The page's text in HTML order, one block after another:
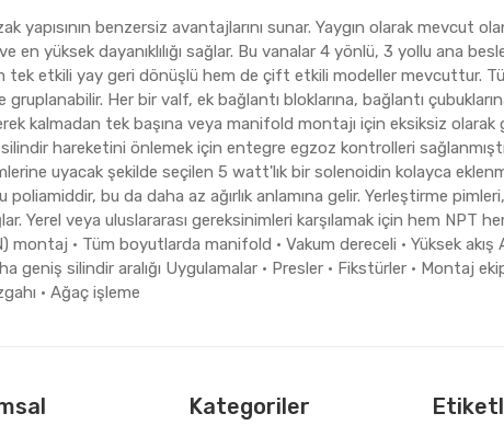
yapısının benzersiz avantajlarını sunar. Yaygın olarak mevcut
yüksek dayanıklılığı sağlar. Bu vanalar 4 yönlü, 3 yollu ana
tek etkili yay geri dönüşlü hem de çift etkili modeller mevcuttur.
Her bir valf, ek bağlantı bloklarına, bağlantı
kalmadan tek başına veya manifold montajı için eksiksiz olarak
hareketini önlemek için entegre egzoz kontrolleri
uyacak şekilde seçilen 5 watt'lık bir solenoidin kolayca
bu da daha az ağırlık anlamına gelir. Yerleştirme
Yerel veya uluslararası gereksinimleri karşılamak için hem NPT
montaj • Tüm boyutlarda manifold • Vakum dereceli • Yüksek akış
geniş silindir aralığı Uygulamalar • Presler • Fikstürler • Montaj
• Ağaç işleme
Kategoriler